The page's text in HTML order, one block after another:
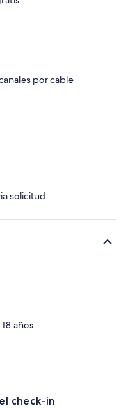
por cable
solicitud
años
check-in